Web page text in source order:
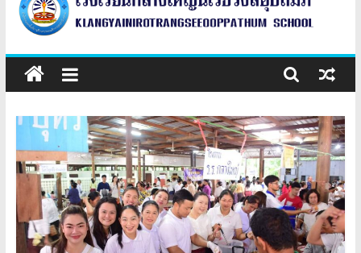
หมวกนิรภัย
การรับเงินอุดหนุนยากจนพิเศษกองทุนเพื่อความเสมอภาคทางการ
โรงเรียน
กลาง
ใหญ่
นิโรธ
รังสี